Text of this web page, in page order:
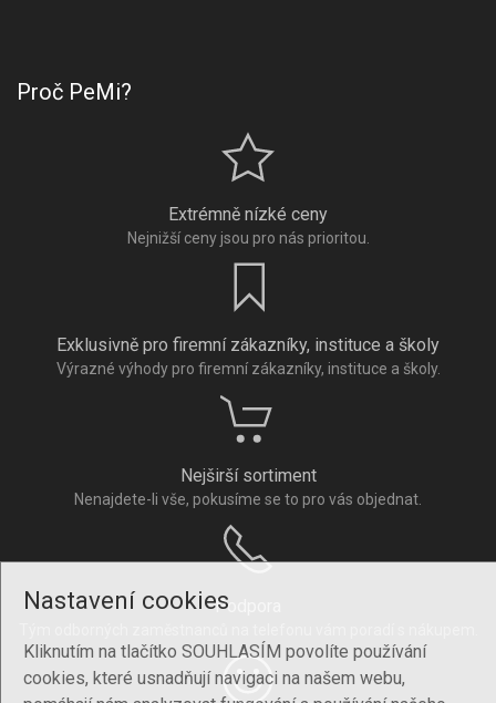
Nastavení cookies
Kliknutím na tlačítko SOUHLASÍM povolíte používání
cookies, které usnadňují navigaci na našem webu,
Proč PeMi?
Extrémně nízké ceny
Nejnižší ceny jsou pro nás prioritou.
Exklusivně pro firemní zákazníky, instituce a školy
Výrazné výhody pro firemní zákazníky, instituce a školy.
Nejširší sortiment
Nenajdete-li vše, pokusíme se to pro vás objednat.
Podpora